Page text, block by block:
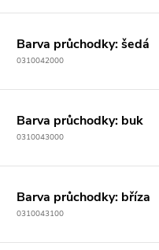
Barva průchodky: šedá
0310042000
Barva průchodky: buk
0310043000
Barva průchodky: bříza
0310043100